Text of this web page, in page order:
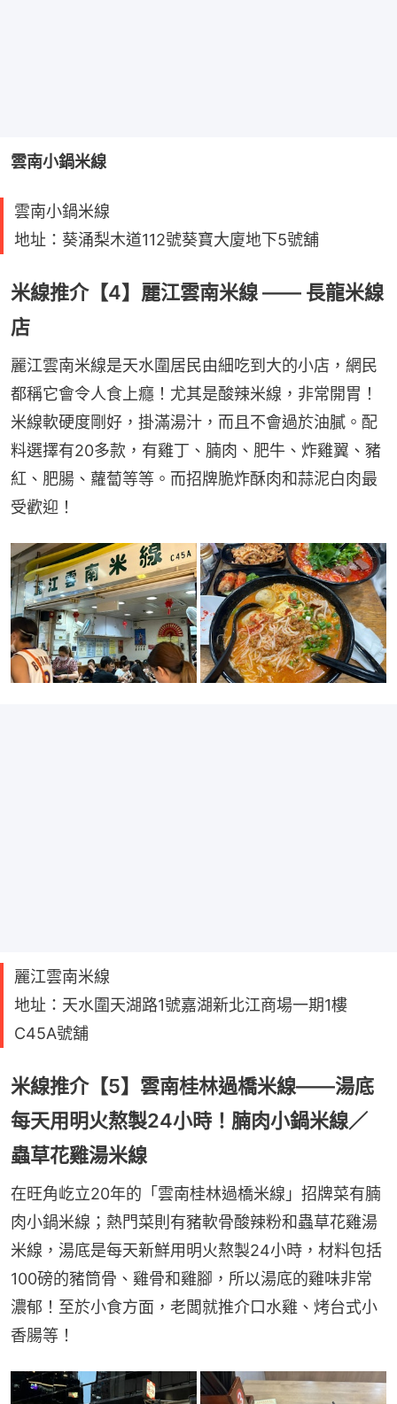
雲南小鍋米線
雲南小鍋米線
地址：葵涌梨木道112號葵寶大廈地下5號舖
米線推介【4】麗江雲南米線 —— 長龍米線
店
麗江雲南米線是天水圍居民由細吃到大的小店，網民
都稱它會令人食上癮！尤其是酸辣米線，非常開胃！
米線軟硬度剛好，掛滿湯汁，而且不會過於油膩。配
料選擇有20多款，有雞丁、腩肉、肥牛、炸雞翼、豬
紅、肥腸、蘿蔔等等。而招牌脆炸酥肉和蒜泥白肉最
受歡迎！
麗江雲南米線
地址：天水圍天湖路1號嘉湖新北江商場一期1樓
C45A號舖
米線推介【5】雲南桂林過橋米線——湯底
每天用明火熬製24小時！腩肉小鍋米線／
蟲草花雞湯米線
在旺角屹立20年的「雲南桂林過橋米線」招牌菜有腩
肉小鍋米線；熱門菜則有豬軟骨酸辣粉和蟲草花雞湯
米線，湯底是每天新鮮用明火熬製24小時，材料包括
100磅的豬筒骨、雞骨和雞腳，所以湯底的雞味非常
濃郁！至於小食方面，老闆就推介口水雞、烤台式小
香腸等！